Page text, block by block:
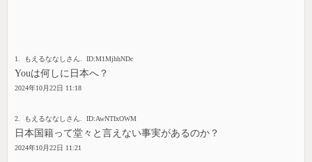
1. もえるななしさん. ID:M1MjhhNDc
Youは何しに日本へ？
2024年10月22日 11:18
2. もえるななしさん. ID:AwNTIxOWM
日本国籍って堂々と言えない事実があるのか？
2024年10月22日 11:21